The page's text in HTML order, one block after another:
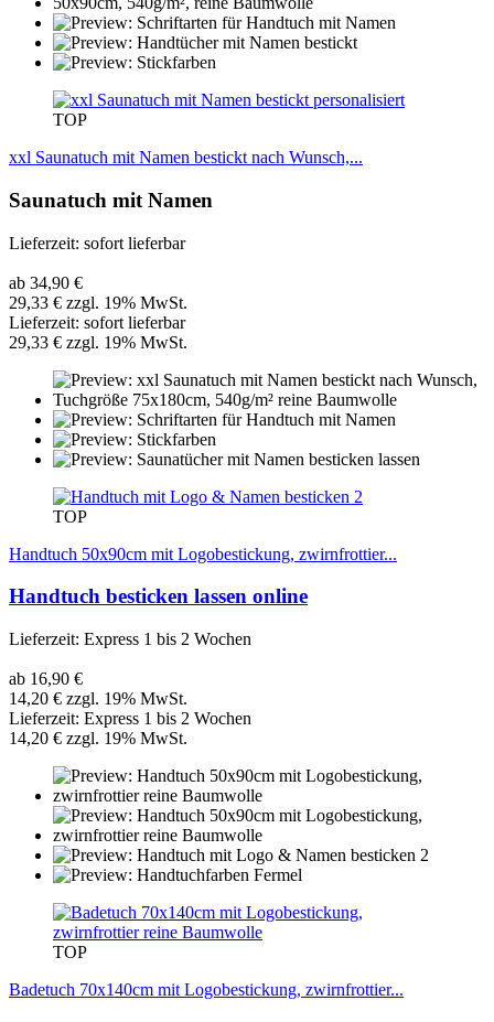
TOP
xxl Saunatuch mit Namen bestickt nach Wunsch,...
Saunatuch mit Namen
Lieferzeit: sofort lieferbar
ab 34,90 €
29,33 € zzgl. 19% MwSt.
Lieferzeit: sofort lieferbar
29,33 € zzgl. 19% MwSt.
TOP
Handtuch 50x90cm mit Logobestickung, zwirnfrottier...
Handtuch besticken lassen online
Lieferzeit: Express 1 bis 2 Wochen
ab 16,90 €
14,20 € zzgl. 19% MwSt.
Lieferzeit: Express 1 bis 2 Wochen
14,20 € zzgl. 19% MwSt.
TOP
Badetuch 70x140cm mit Logobestickung, zwirnfrottier...